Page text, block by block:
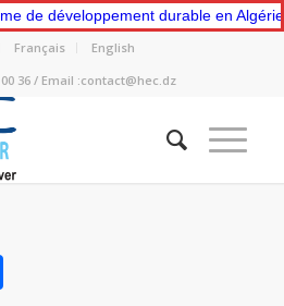
développement durable en Algérie:
Français
English
36 / Email :contact@hec.dz
Partager